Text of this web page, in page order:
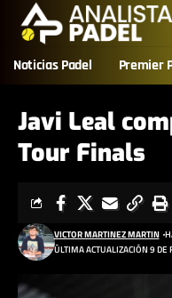
Noticias Padel Premier
Javi Leal
Tour Finals
ÚLTIMA ACTUALIZACIÓN 9
VICTOR MARTINEZ MARTIN